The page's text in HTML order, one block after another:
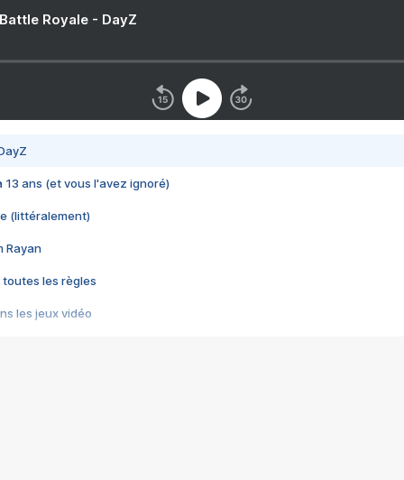
Royale - DayZ
13 ans (et vous l'avez ignoré)
(littéralement)
Rayan
toutes les règles
les jeux vidéo